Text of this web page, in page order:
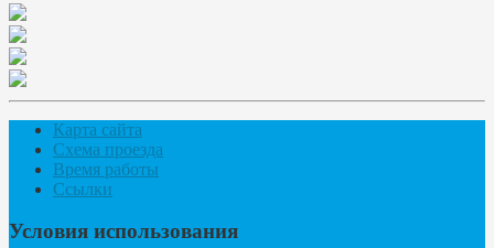
Карта сайта
Схема проезда
Время работы
Ссылки
Условия использования